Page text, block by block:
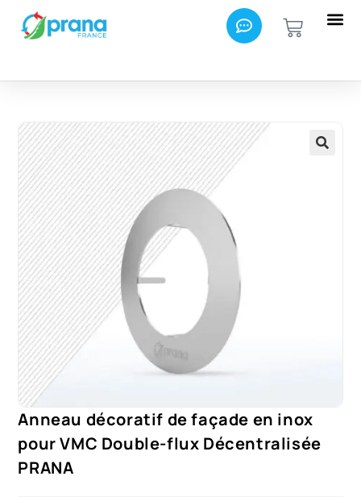
Anneau décoratif de façade en inox
pour VMC Double-flux Décentralisée
PRANA